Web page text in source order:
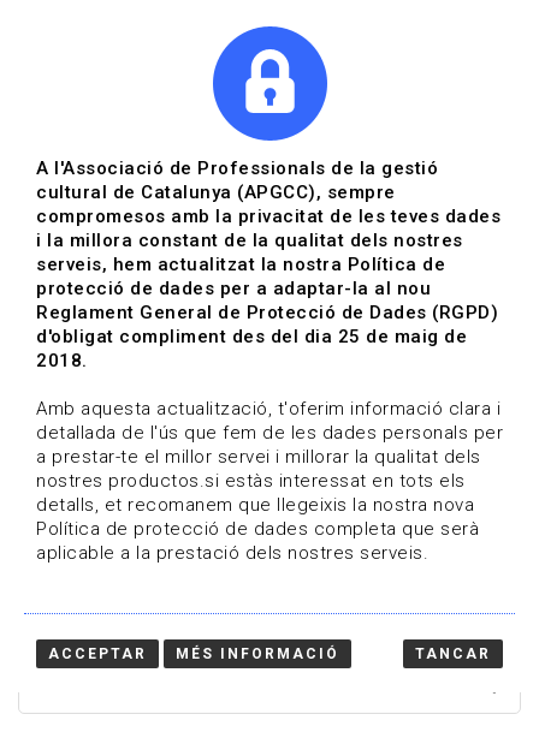
Actualitza't
Vols estar al dia?
HOME / BLOG
Estigues al dia
Convocatòries, activitats i notícies del sector de la
cultura.
A l'Associació de Professionals de la gestió
cultural de Catalunya (APGCC), sempre
compromesos amb la privacitat de les teves dades
i la millora constant de la qualitat dels nostres
serveis, hem actualitzat la nostra Política de
protecció de dades per a adaptar-la al nou
Reglament General de Protecció de Dades (RGPD)
d'obligat compliment des del dia 25 de maig de
2018.
Amb aquesta actualització, t'oferim informació clara i
detallada de l'ús que fem de les dades personals per
a prestar-te el millor servei i millorar la qualitat dels
nostres productos.si estàs interessat en tots els
detalls, et recomanem que llegeixis la nostra nova
Política de protecció de dades completa que serà
aplicable a la prestació dels nostres serveis.
ACCEPTAR MÉS INFORMACIÓ TANCAR